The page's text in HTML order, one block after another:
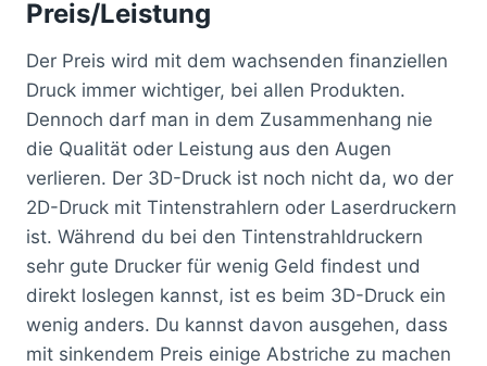
Preis/Leistung
Der Preis wird mit dem wachsenden finanziellen
Druck immer wichtiger, bei allen Produkten.
Dennoch darf man in dem Zusammenhang nie
die Qualität oder Leistung aus den Augen
verlieren. Der 3D-Druck ist noch nicht da, wo der
2D-Druck mit Tintenstrahlern oder Laserdruckern
ist. Während du bei den Tintenstrahldruckern
sehr gute Drucker für wenig Geld findest und
direkt loslegen kannst, ist es beim 3D-Druck ein
wenig anders. Du kannst davon ausgehen, dass
mit sinkendem Preis einige Abstriche zu machen